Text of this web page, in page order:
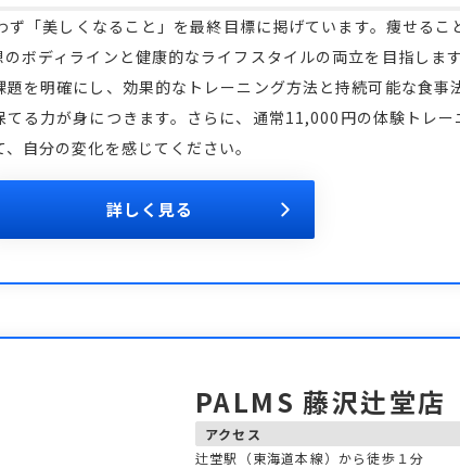
ず「美しくなること」を最終目標に掲げています。痩せるこ
ボディラインと健康的なライフスタイルの両立を目指しま
を明確にし、効果的なトレーニング方法と持続可能な食事
る力が身につきます。さらに、通常11,000円の体験トレー
自分の変化を感じてください。
詳しく見る
PALMS 藤沢辻堂店
アクセス
辻堂駅（東海道本線）から徒歩１分